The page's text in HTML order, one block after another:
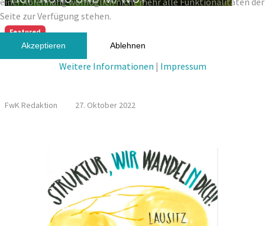
Featured
PODCAST: HOFFNUNG UND M/WUT – DEMOKRATISCHE
TEILHABE UND GESELLSCHAFTLICHE GESTALTUNG AUS
FwK Redaktion
Forschung
27. Oktober 2022
Seite zur Verfügung stehen.
Akzeptieren Ablehnen
Weitere Informationen | Impressum